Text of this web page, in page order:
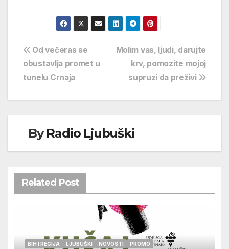
Navigacija
objava
Molim vas, ljudi, darujte
krv, pomozite mojoj
supruzi da preživi
Od večeras se
obustavlja promet u
tunelu Crnaja
ByRadio Ljubuški
Related Post
BIH I REGIJA LJUBUŠKI NOVOSTI PROMO